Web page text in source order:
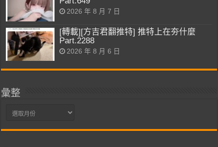
2026 年 8 月 7 日
[轉載][方吉君翻推特] 推特上在夯什麼
Part.2288
2026 年 8 月 6 日
彙整
彙